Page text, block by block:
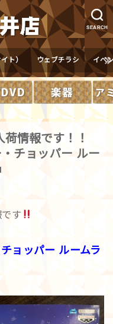
SEARCH
ト） ウェブチラシ イベ
情報です！！
チョッパー ルー
です
ョッパー ルームラ